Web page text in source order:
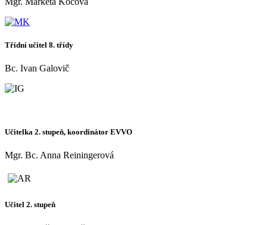
Třídní učitel 8. třídy
Bc. Ivan Galovič
Učitelka 2. stupeň, koordinátor EVVO
Mgr. Bc. Anna Reiningerová
Učitel 2. stupeň